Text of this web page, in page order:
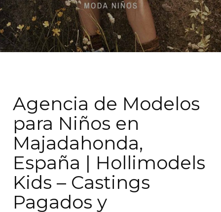
Agencia de Modelos
para Niños en
Majadahonda,
España | Hollimodels
Kids – Castings
Pagados y